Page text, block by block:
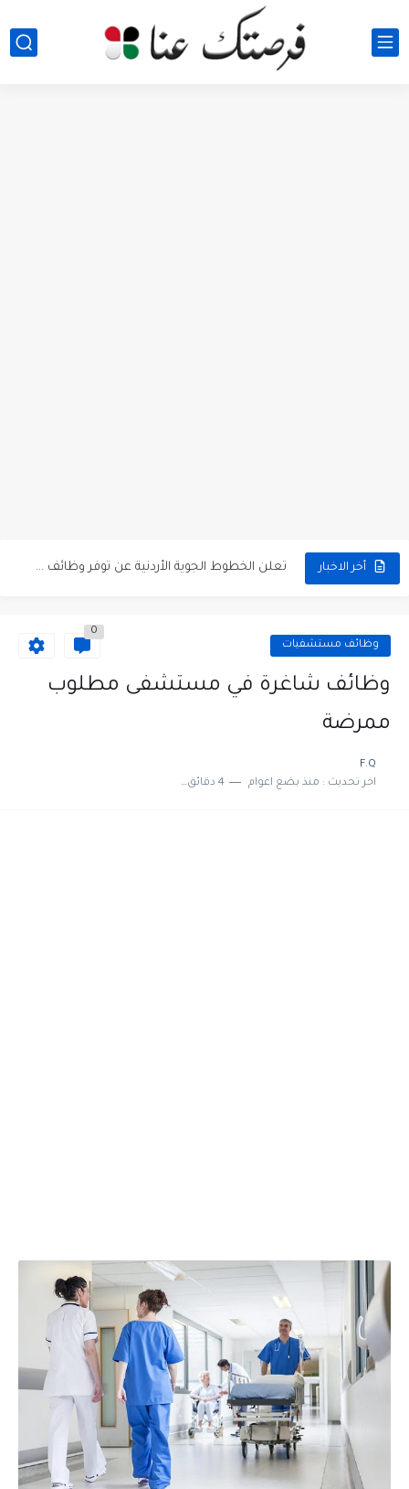
أخر الاخبار تعلن الخطوط الجوية الأردنية عن توفر وظائف شاغرة لمضيفي طيران
مطلوب عامل نظافة عدد 2 بدوام كامل او جزئي في... وظائف مستشفيات
0
وظائف شاغرة في مستشفى مطلوب
ممرضة
F.Q
اخر تحديث : منذ بضع اعوام 4 دقائق للقراءة